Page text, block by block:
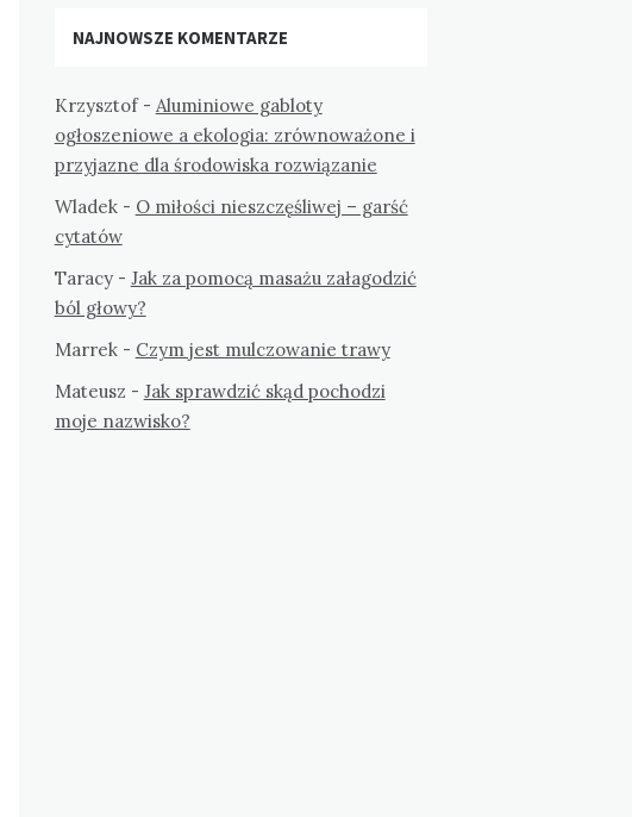
NAJNOWSZE KOMENTARZE
Krzysztof- Aluminiowe gabloty
ogłoszeniowe a ekologia: zrównoważone i
przyjazne dla środowiska rozwiązanie
Wladek- O miłości nieszczęśliwej – garść
cytatów
Taracy- Jak za pomocą masażu załagodzić
ból głowy?
Marrek- Czym jest mulczowanie trawy
Mateusz - Jak sprawdzić skąd pochodzi
moje nazwisko?